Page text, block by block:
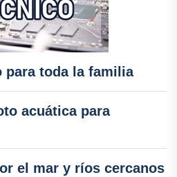
para toda la familia
acuática para
el mar y ríos cercanos